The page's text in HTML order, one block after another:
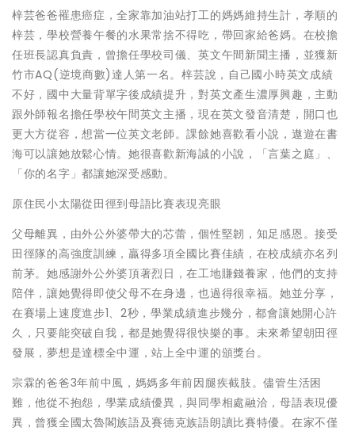
梓芸爸爸罹患癌症，全家靠加油站打工的媽媽維持生計，孝順的
梓芸，學校營養午餐的水果常捨不得吃，帶回家給爸媽。在校擔
任班長認真負責，曾擔任學校司儀、英文午間新聞主播，並獲新
竹市AQ(逆境商數)達人第一名。梓芸說，自己國小時英文成績
不好，國中大量背單字後成績提升，對英文產生濃厚興趣，主動
跟外師報名擔任學校午間英文主播，現在英文發音清楚，開口也
更大方從容，想當一位英文老師。課餘她喜歡看小說，遨遊在書
海可以讓她放鬆心情。她很喜歡新海誠的小說，「言葉之庭」、
「你的名字」都讓她深受感動。
原住民小太陽從田徑到母語比賽表現亮眼
父母離異，由外公外婆帶大的芯蕾，個性堅韌，知足感恩。接受
田徑隊的高強度訓練，贏得多項全國比賽佳績，在校成績亦名列
前茅。她感謝外公外婆頂著烈日，在工地賺錢養家，他們的支持
陪伴，讓她覺得即使父母不在身邊，也過得很幸福。她並分享，
在賽場上速度進步1、2秒，學業成績進步幾分，都會讓她開心許
久，只要能突破自我，都是她覺得很快樂的事。未來希望朝田徑
發展，夢想是達標全中運，站上全中運的頒獎台。
宗霖的爸爸3年前中風，媽媽多年前因腿疾截肢。儘管生活困
難，他從不抱怨，學業成績優異，與同學相處融洽，母語表現優
異，曾獲全國太魯閣族語及賽德克族語朗讀比賽特優。在家不僅